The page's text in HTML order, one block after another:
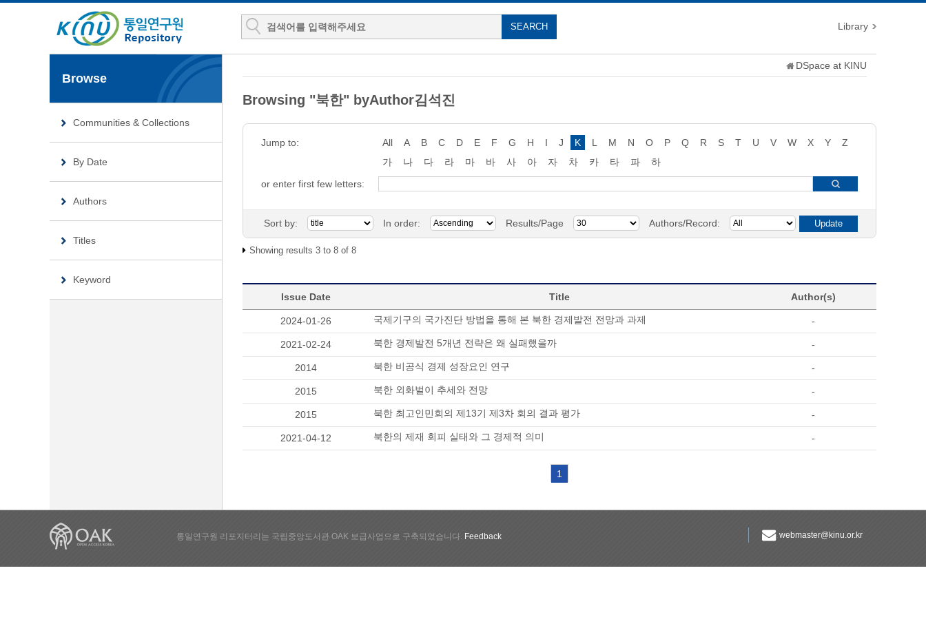
Library
Browse
Communities & Collections
By Date
Authors
Titles
Keyword
DSpace at KINU
Browsing "북한" byAuthor김석진
Jump to: All A B C D E F G H I J K L M N O P Q R S T U V W X Y
Z
가
나 다 라 마 바 사 아 자 차 카 타 파
하
or enter first few letters:
Sort by: In order: Results/Page Authors/Record:
Showing results 3 to 8 of 8
Issue Date Title Author(s)
2024-01-26 국제기구의 국가진단 방법을 통해 본 북한 경제발전 전망과 과제 -
2021-02-24 북한 경제발전 5개년 전략은 왜 실패했을까 -
2014 북한 비공식 경제 성장요인 연구 -
2015 북한 외화벌이 추세와 전망 -
2015 북한 최고인민회의 제13기 제3차 회의 결과 평가 -
2021-04-12 북한의 제재 회피 실태와 그 경제적 의미 -
1
webmaster@kinu.or.kr
통일연구원 리포지터리는 국립중앙도서관 OAK 보급사업으로 구축되었습니다. Feedback